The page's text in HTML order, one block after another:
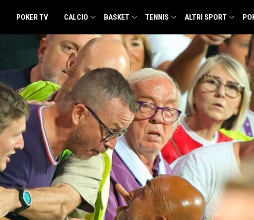
POKER TV CALCIO BASKET TENNIS ALTRI SPORT